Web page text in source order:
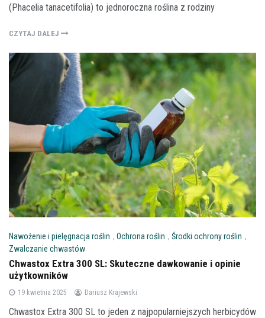
(Phacelia tanacetifolia) to jednoroczna roślina z rodziny
CZYTAJ DALEJ
Nawożenie i pielęgnacja roślin , Ochrona roślin , Środki ochrony roślin ,
Zwalczanie chwastów
Chwastox Extra 300 SL: Skuteczne dawkowanie i opinie
użytkowników
19 kwietnia 2025 Dariusz Krajewski
Chwastox Extra 300 SL to jeden z najpopularniejszych herbicydów